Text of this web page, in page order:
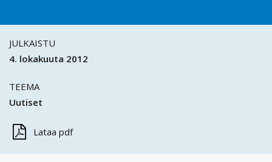
JULKAISTU
4. lokakuuta 2012
TEEMA
Uutiset
Lataa pdf